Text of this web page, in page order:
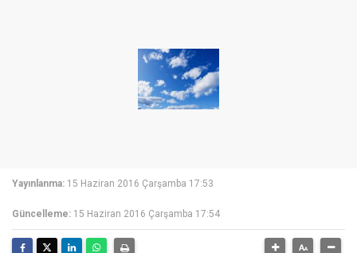
Yayınlanma: 15 Haziran 2016 Çarşamba 17:53
Güncelleme: 15 Haziran 2016 Çarşamba 17:54